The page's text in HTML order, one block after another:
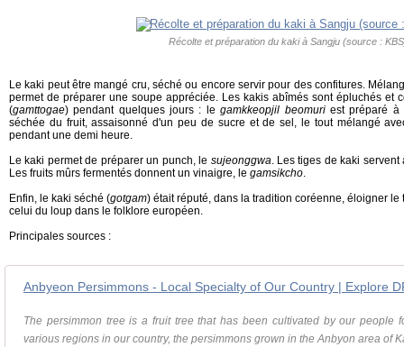
Récolte et préparation du kaki à Sangju (source :
Le kaki peut être mangé cru, séché ou encore servir pour des confitures.
permet de préparer une soupe appréciée. Les kakis abîmés sont épluchés et
(gamttogae) pendant quelques jours : legamkkeopjil beomuriest préparé à
séchée du fruit, assaisonné d'un peu de sucre et de sel, le tout mélangé
pendant une demi heure.
Le kaki permet de préparer un punch, le sujeonggwa. Les tiges de kaki
Les fruits mûrs fermentés donnent un vinaigre, le gamsikcho.
Enfin, le kaki séché (gotgam) était réputé, dans la tradition coréenne, éloigner
celui du loup dans le folklore européen.
Principales sources :
Anbyeon Persimmons - Local Specialty of Our Country | Explore
The persimmon tree is a fruit tree that has been cultivated by our people
various regions in our country, the persimmons grown in the Anbyon area of